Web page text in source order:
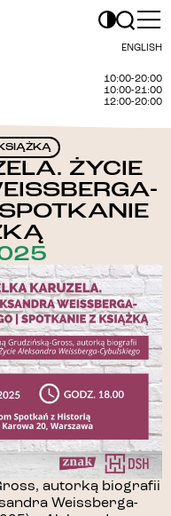
ENGLISH
10:00-20:00
10:00-21:00
12:00-20:00
ŻYCIE
autorką biografii
Weissberga-